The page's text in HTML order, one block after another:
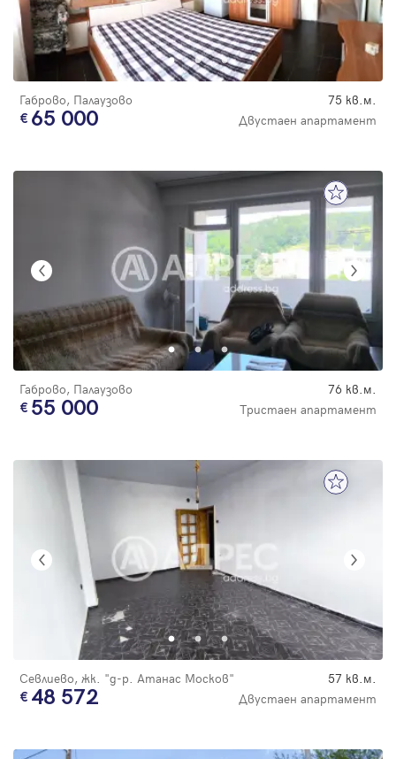
Габрово, Палаузово 75 кв.м.
65 000 Двустаен апартамент
Габрово, Палаузово 76 кв.м.
55 000 Тристаен апартамент
Севлиево, жк. "д-р. Атанас Москов" 57 кв.м.
48 572 Двустаен апартамент